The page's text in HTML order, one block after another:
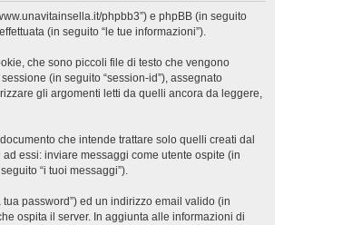
phpbb3”) e phpBB (in seguito
(in seguito “le tue informazioni”).
che sono piccoli file di testo che vengono
(in seguito “session-id”), assegnato
gli argomenti letti da quelli ancora da leggere,
che intende trattare solo quelli creati dal
essi: inviare messaggi come utente ospite (in
“i tuoi messaggi”).
password”) ed un indirizzo email valido (in
ospita il server. In aggiunta alle informazioni di